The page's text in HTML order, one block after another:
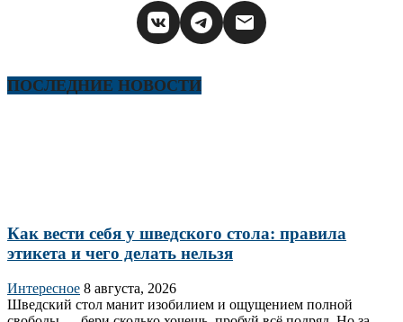
ПОСЛЕДНИЕ НОВОСТИ
Как вести себя у шведского стола: правила
этикета и чего делать нельзя
Интересное 8 августа, 2026
Шведский стол манит изобилием и ощущением полной